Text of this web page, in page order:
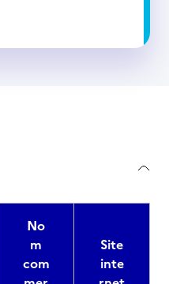
No
m
com
Site
inte